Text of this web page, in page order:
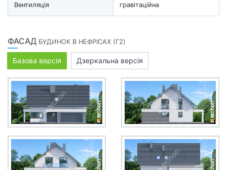
Вентиляція гравітаційна
ФАСАД БУДИНОК В НЕФРІСАХ (Г2)
Базова версія Дзеркальна версія